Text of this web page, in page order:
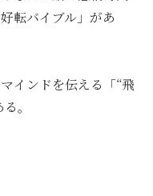
転バイブル」があ
インドを伝える「“飛
。